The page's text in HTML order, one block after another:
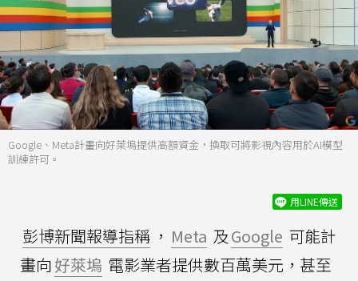
Google、Meta計畫向好萊塢提供高額資金，換取可將影視內容用於AI模型
訓練許可。
用LINE傳送
彭博新聞報導指稱 ， Meta 及Google 可能計
畫向好萊塢 電影業者提供數百萬美元，甚至